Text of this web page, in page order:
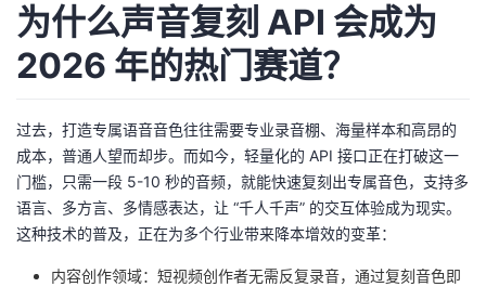
的
客
我
论
坛
的
圈
我
的
我
为什么声音复刻 API 会成为
2026 年的热门赛道？
过去，打造专属语音音色往往需要专业录音棚、海量样本和高昂的
成本，普通人望而却步。而如今，轻量化的 API 接口正在打破这一
门槛，只需一段 5-10 秒的音频，就能快速复刻出专属音色，支持多
语言、多方言、多情感表达，让 “千人千声” 的交互体验成为现实。
这种技术的普及，正在为多个行业带来降本增效的变革：
内容创作领域：短视频创作者无需反复录音，通过复刻音色即